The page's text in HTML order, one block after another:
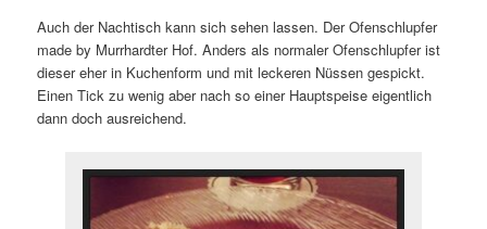
Auch der Nachtisch kann sich sehen lassen. Der Ofenschlupfer
made by Murrhardter Hof. Anders als normaler Ofenschlupfer ist
dieser eher in Kuchenform und mit leckeren Nüssen gespickt.
Einen Tick zu wenig aber nach so einer Hauptspeise eigentlich
dann doch ausreichend.